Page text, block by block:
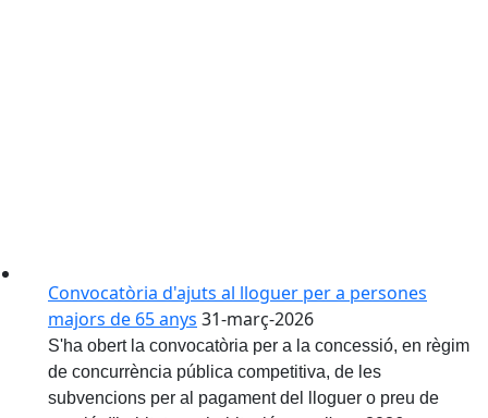
Convocatòria d'ajuts al lloguer per a persones
majors de 65 anys 31-març-2026
S'ha obert la convocatòria per a la concessió, en règim
de concurrència pública competitiva, de les
subvencions per al pagament del lloguer o preu de